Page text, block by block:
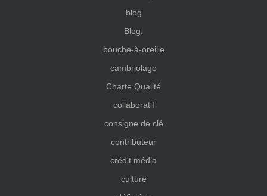
blog
Blog,
bouche-à-oreille
cambriolage
Charte Qualité
collaboratif
consigne de clé
contributeur
crédit média
culture